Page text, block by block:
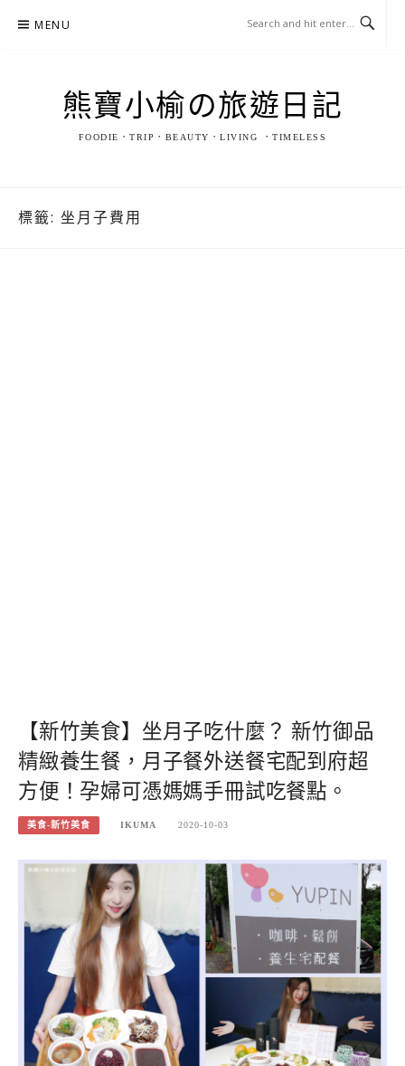
MENU
熊寶小榆の旅遊日記
FOODIE．TRIP．BEAUTY．LIVING ．TIMELESS
標籤: 坐月子費用
【新竹美食】坐月子吃什麼？ 新竹御品
精緻養生餐，月子餐外送餐宅配到府超
方便！孕婦可憑媽媽手冊試吃餐點。
美食-新竹美食 IKUMA 2020-10-03